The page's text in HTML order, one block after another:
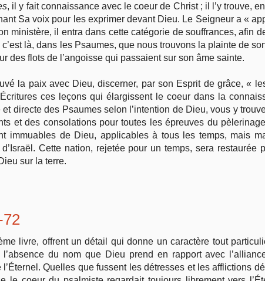
, il y fait connaissance avec le coeur de Christ ; il l’y trouve,
Sa voix pour les exprimer devant Dieu. Le Seigneur a «
ministère, il entra dans cette catégorie de souffrances, afin
là, dans les Psaumes, que nous trouvons la plainte de
des flots de l’angoisse qui passaient sur son âme sainte.
la paix avec Dieu, discerner, par son Esprit de grâce, «
ces leçons qui élargissent le coeur dans la
directe des Psaumes selon l’intention de Dieu, vous y
et des consolations pour toutes les épreuves du
immuables de Dieu, applicables à tous les temps, mais
Cette nation, rejetée pour un temps, sera restaurée
sur la terre.
livre, offrent un détail qui donne un caractère tout
du nom que Dieu prend en rapport avec
Quelles que fussent les détresses et les afflictions